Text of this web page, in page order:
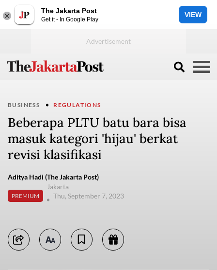
The Jakarta Post
Get it - In Google Play
VIEW
BUSINESS REGULATIONS
Beberapa PLTU batu bara bisa
masuk kategori 'hijau' berkat
revisi klasifikasi
Aditya Hadi (The Jakarta Post)
PREMIUM
Jakarta
Thu, September 7, 2023